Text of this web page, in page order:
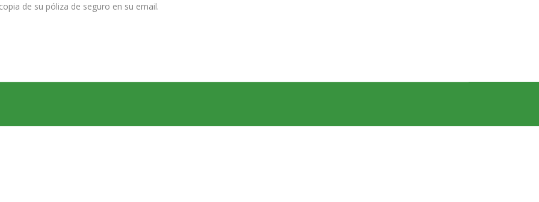
de su póliza de seguro en su email.